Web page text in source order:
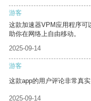
游客
这款加速器VPM应用程序可
助你在网络上自由移动。
2025-09-14
游客
这款app的用户评论非常真
2025-09-14